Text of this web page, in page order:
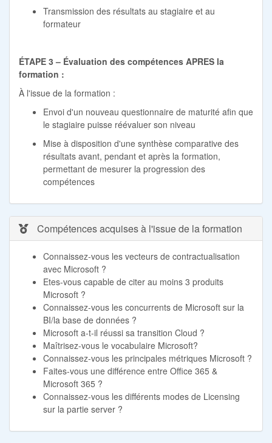
Transmission des résultats au stagiaire et au
formateur
ÉTAPE 3 – Évaluation des compétences APRES la
formation :
À l'issue de la formation :
Envoi d'un nouveau questionnaire de maturité afin que
le stagiaire puisse réévaluer son niveau
Mise à disposition d'une synthèse comparative des
résultats avant, pendant et après la formation,
permettant de mesurer la progression des
compétences
Compétences acquises à l'issue de la formation
Connaissez-vous les vecteurs de contractualisation
avec Microsoft ?
Etes-vous capable de citer au moins 3 produits
Microsoft ?
Connaissez-vous les concurrents de Microsoft sur la
BI/la base de données ?
Microsoft a-t-il réussi sa transition Cloud ?
Maîtrisez-vous le vocabulaire Microsoft?
Connaissez-vous les principales métriques Microsoft ?
Faites-vous une différence entre Office 365 &
Microsoft 365 ?
Connaissez-vous les différents modes de Licensing
sur la partie server ?